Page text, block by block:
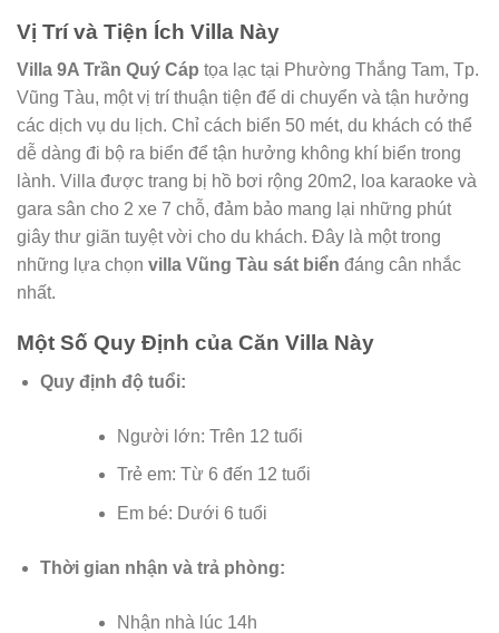
Vị Trí và Tiện Ích Villa Này
Villa 9A Trần Quý Cáp tọa lạc tại Phường Thắng Tam, Tp.
Vũng Tàu, một vị trí thuận tiện để di chuyển và tận hưởng
các dịch vụ du lịch. Chỉ cách biển 50 mét, du khách có thể
dễ dàng đi bộ ra biển để tận hưởng không khí biển trong
lành. Villa được trang bị hồ bơi rộng 20m2, loa karaoke và
gara sân cho 2 xe 7 chỗ, đảm bảo mang lại những phút
giây thư giãn tuyệt vời cho du khách. Đây là một trong
những lựa chọn villa Vũng Tàu sát biển đáng cân nhắc
nhất.
Một Số Quy Định của Căn Villa Này
Quy định độ tuổi:
Người lớn: Trên 12 tuổi
Trẻ em: Từ 6 đến 12 tuổi
Em bé: Dưới 6 tuổi
Thời gian nhận và trả phòng:
Nhận nhà lúc 14h